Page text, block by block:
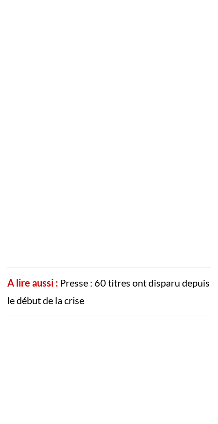
A lire aussi : Presse : 60 titres ont disparu depuis
le début de la crise